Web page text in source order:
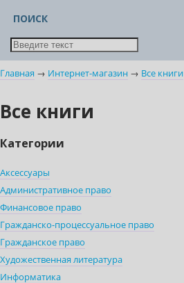
ПОИСК
Главная → Интернет-магазин → Все книги
Все книги
Категории
Аксессуары
Административное право
Финансовое право
Гражданско-процессуальное право
Гражданское право
Художественная литература
Информатика